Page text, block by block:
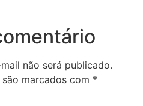
não será publicado.
marcados com *